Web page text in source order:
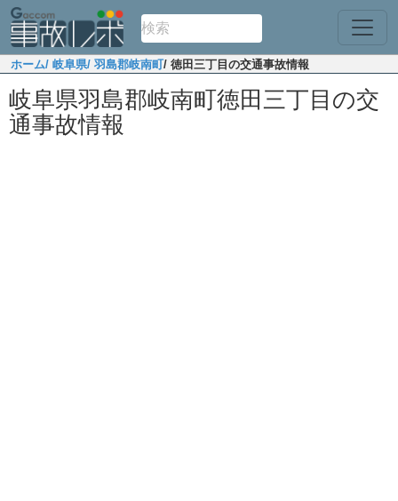
ホーム/ 岐阜県/ 羽島郡岐南町/ 徳田三丁目の交通事故情報
岐阜県羽島郡岐南町徳田三丁目の交
通事故情報